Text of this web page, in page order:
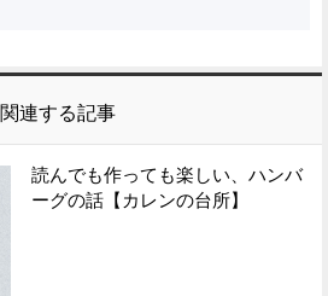
関連する記事
読んでも作っても楽しい、ハンバ
ーグの話【カレンの台所】